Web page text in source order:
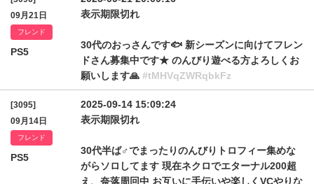
09月21日
フレンド
PS5
表示期限切れ
30代のおっさんです🐟 新シーズンに向けてフレン
ドさん募集中です★ のんびり遊べる方よろしくお
願いします🙏 #tMHVqZWRqbkFz
[3095]
09月14日
フレンド
PS5
2025-09-14 15:09:24
表示期限切れ
30代半ば♂でまったりのんびりトロフィー集めな
がらソロしてます 現在ネクロでエターナル200超
え、奈落周回中 お互いに手伝いや楽しくVCやりな